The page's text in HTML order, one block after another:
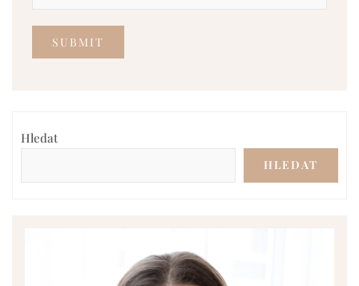
Hledat
HLEDAT